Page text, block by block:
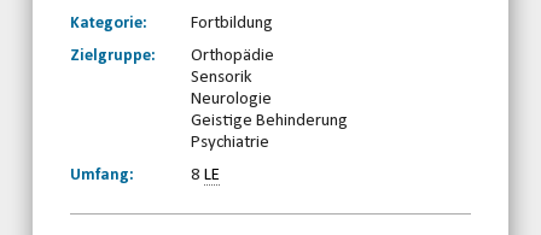
Kategorie:
Fortbildung
Zielgruppe:
Orthopädie
Sensorik
Neurologie
Geistige Behinderung
Psychiatrie
Umfang:
8 LE